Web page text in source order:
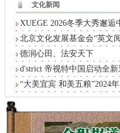
文化新闻
XUEGE 2026冬季大秀邂逅
北京文化发展基金会“英文
德润心田、法安天下
d'strict 帝视特中国启动全新
“大美宜宾 和美五粮”2024